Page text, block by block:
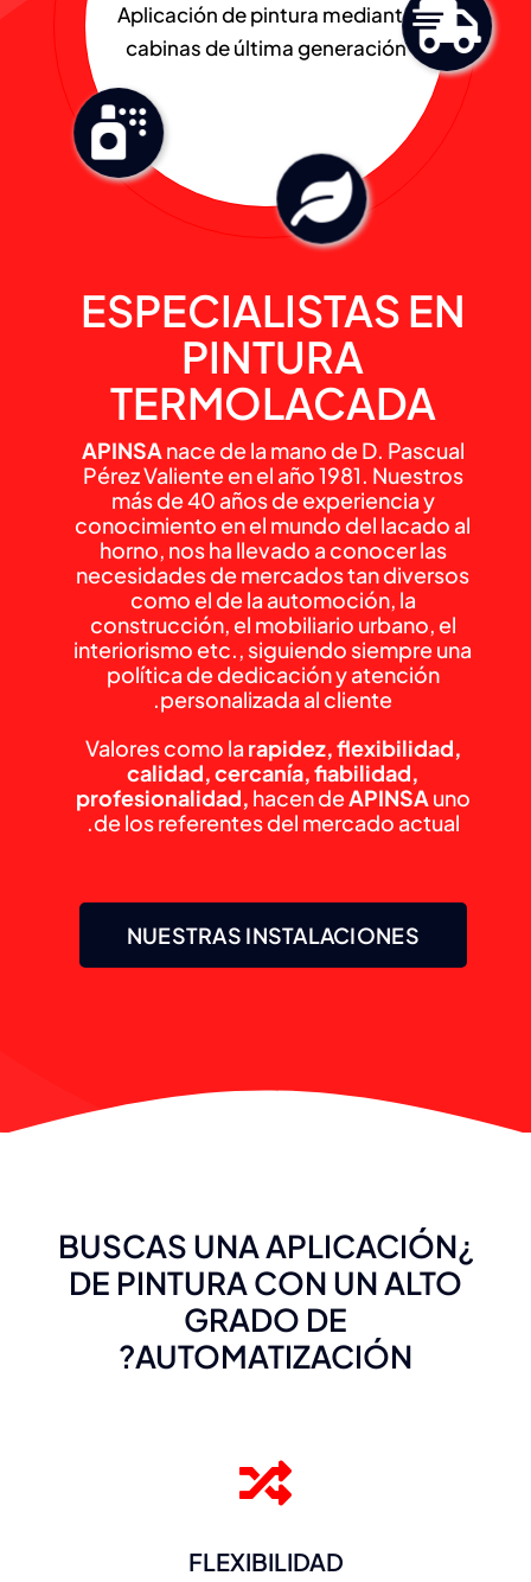
Aplicación de pintura mediante
cabinas de última generación
ESPECIALISTAS EN
PINTURA
TERMOLACADA
APINSAnace de la mano de D. Pascual
Pérez Valiente en el año 1981. Nuestros
más de 40 años de experiencia y
conocimiento en el mundo del lacado al
horno, nos ha llevado a conocer las
necesidades de mercados tan diversos
como el de la automoción, la
construcción, el mobiliario urbano, el
interiorismo etc., siguiendo siempre una
política de dedicación y atención
personalizada al cliente.
Valores como larapidez, flexibilidad,
calidad, cercanía, fiabilidad,
profesionalidad,hacen deAPINSAuno
de los referentes del mercado actual.
NUESTRAS INSTALACIONES
¿BUSCAS UNA APLICACIÓN
DE PINTURA CON UN ALTO
GRADO DE
AUTOMATIZACIÓN?
FLEXIBILIDAD